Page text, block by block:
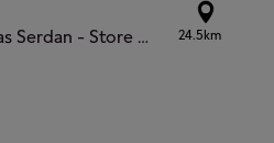
3828MX Pandora @ Galerias Serdan - Store #768 24.5km